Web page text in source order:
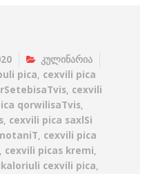
კულინარია
pica, cexvili pica
, cexvili
qorwilisaTvis,
, cexvili pica saxlSi
, cexvili pica
, cexvili picas kremi,
cexvili pica,